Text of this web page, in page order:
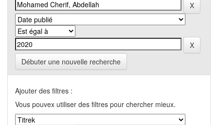
Débuter une nouvelle recherche
Ajouter des filtres :
Vous pouvex utiliser des filtres pour chercher mieux.